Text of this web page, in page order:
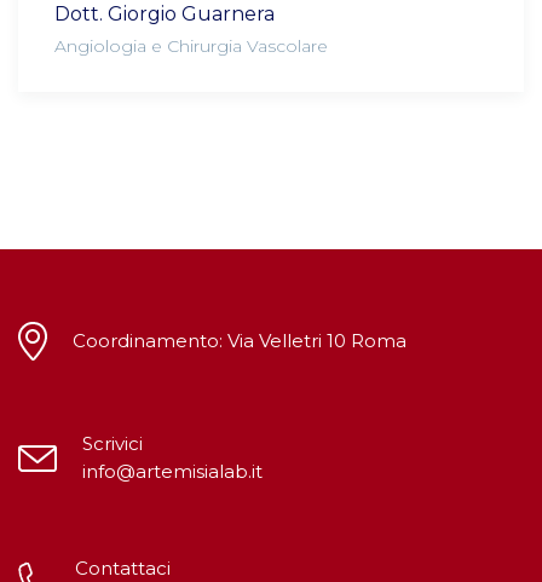
Dott. Giorgio Guarnera
Angiologia e Chirurgia Vascolare
Coordinamento: Via Velletri 10 Roma
Scrivici
info@artemisialab.it
Contattaci